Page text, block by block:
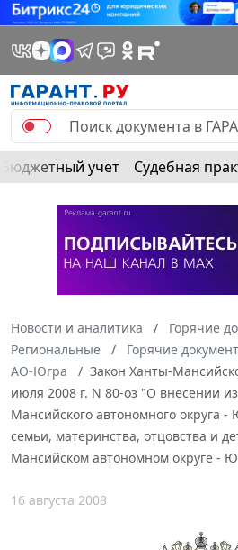
Бюджетный учет Судебная
Новости и аналитика
Горячие
Региональные
Горячие
АО-Югра
Закон Ханты-
июля 2008 г. N 80-оз "О внесении
Мансийского автономного округа
семьи, материнства, отцовства и
Мансийском автономном округе -
16 августа 2008